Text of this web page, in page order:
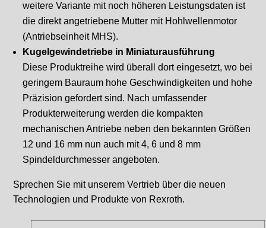
weitere Variante mit noch höheren Leistungsdaten ist
die direkt angetriebene Mutter mit Hohlwellenmotor
(Antriebseinheit MHS).
Kugelgewindetriebe in Miniaturausführung
Diese Produktreihe wird überall dort eingesetzt, wo bei
geringem Bauraum hohe Geschwindigkeiten und hohe
Präzision gefordert sind. Nach umfassender
Produkterweiterung werden die kompakten
mechanischen Antriebe neben den bekannten Größen
12 und 16 mm nun auch mit 4, 6 und 8 mm
Spindeldurchmesser angeboten.
Sprechen Sie mit unserem Vertrieb über die neuen
Technologien und Produkte von Rexroth.